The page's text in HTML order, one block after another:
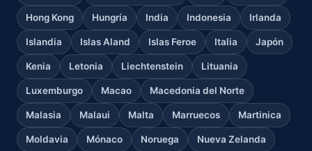
Hong Kong Hungría India Indonesia Irlanda
Islandia Islas Aland Islas Feroe Italia Japón
Kenia Letonia Liechtenstein Lituania
Luxemburgo Macao Macedonia del Norte
Malasia Malaui Malta Marruecos Martinica
Moldavia Mónaco Noruega Nueva Zelanda